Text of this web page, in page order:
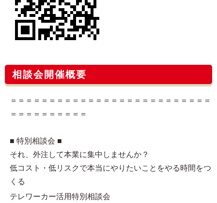
相談会開催概要
＝＝＝＝＝＝＝＝＝＝＝＝＝＝＝＝＝＝＝＝＝＝＝＝＝＝
＝＝＝＝＝＝＝＝＝＝
■ 特別相談会 ■
それ、外注して本業に集中しませんか？
低コスト・低リスクで本当にやりたいことをやる時間をつ
くる
テレワーカー活用特別相談会